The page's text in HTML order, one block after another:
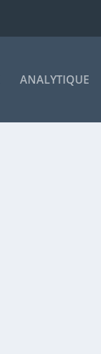
ANALYTIQUE